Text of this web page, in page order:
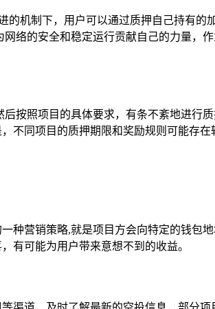
的机制下，用户可以通过质押自己持有
络的安全和稳定运行贡献自己的力量
按照项目的具体要求，有条不紊地进
不同项目的质押期限和奖励规则可能存
种营销策略,就是项目方会向特定的钱包
有可能为用户带来意想不到的收益。